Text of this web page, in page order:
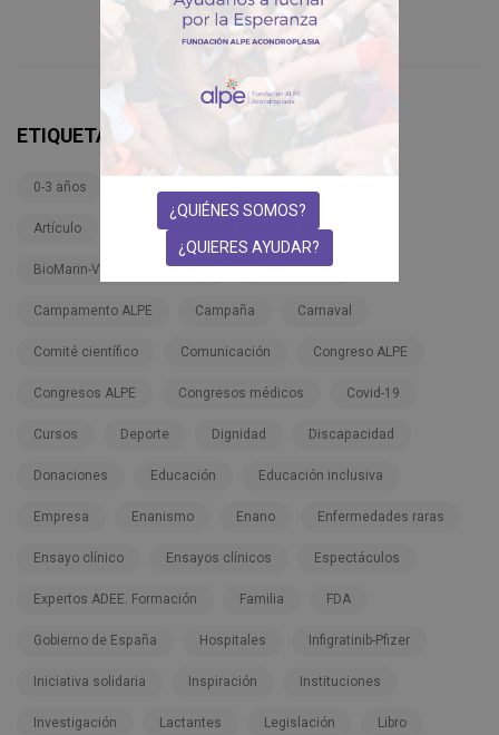
ETIQUETAS
0-3 años
Artículo Ascendis Pharma TransCon CNP
BioMarin-Vosoritide-Voxzogo BMN 111-206
Campamento ALPE Campaña Carnaval
Comité científico Comunicación Congreso ALPE
Congresos ALPE Congresos médicos Covid-19
Cursos Deporte Dignidad Discapacidad
Donaciones Educación Educación inclusiva
Empresa Enanismo Enano Enfermedades raras
Ensayo clínico Ensayos clínicos Espectáculos
Expertos ADEE. Formación Familia FDA
Gobierno de España Hospitales Infigratinib-Pfizer
Iniciativa solidaria Inspiración Instituciones
Investigación Lactantes Legislación Libro
¿QUIÉNES SOMOS?
¿QUIERES AYUDAR?